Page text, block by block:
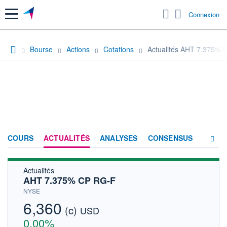
Menu Connexion
Bourse Actions Cotations Actualités AHT 7.375%
COURS ACTUALITÉS ANALYSES CONSENSUS
Actualités
AHT 7.375% CP RG-F
NYSE
6,360 (c) USD
0,00%